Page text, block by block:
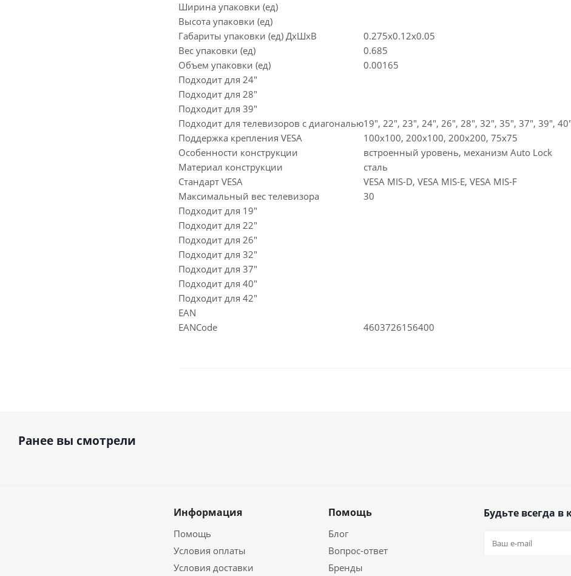
Ширина упаковки (ед)
Высота упаковки (ед)
Габариты упаковки (ед) ДхШхВ
0.275x0.12x0.05
Вес упаковки (ед)
0.685
Объем упаковки (ед)
0.00165
Подходит для 24"
Подходит для 28"
Подходит для 39"
Подходит для телевизоров c диагональю19", 22", 23", 24", 26", 28", 32", 35", 37", 39",
Поддержка крепления VESA
100x100, 200x100, 200x200, 75x75
Особенности конструкции
встроенный уровень, механизм Auto Lock
Материал конструкции
сталь
Стандарт VESA
VESA MIS-D, VESA MIS-E, VESA MIS-F
Максимальный вес телевизора
30
Подходит для 19"
Подходит для 22"
Подходит для 26"
Подходит для 32"
Подходит для 37"
Подходит для 40"
Подходит для 42"
EAN
EANCode
4603726156400
Ранее вы смотрели
Информация
Помощь
Условия оплаты
Условия доставки
Помощь
Блог
Вопрос-ответ
Бренды
Будьте всегда в